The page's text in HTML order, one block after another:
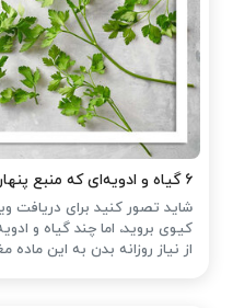
۶ گیاه و ادویه‌ای که منبع پنهان ویتامین C هستند
کیوی بروید، اما چند گیاه و
از نیاز روزانه بدن به این ماده